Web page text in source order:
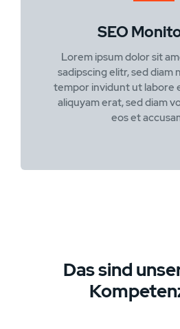
SEO
Lorem ipsum dolor sit
sadipscing elitr, sed diam
tempor invidunt ut labore
aliquyam erat, sed diam
eos et
Das sind